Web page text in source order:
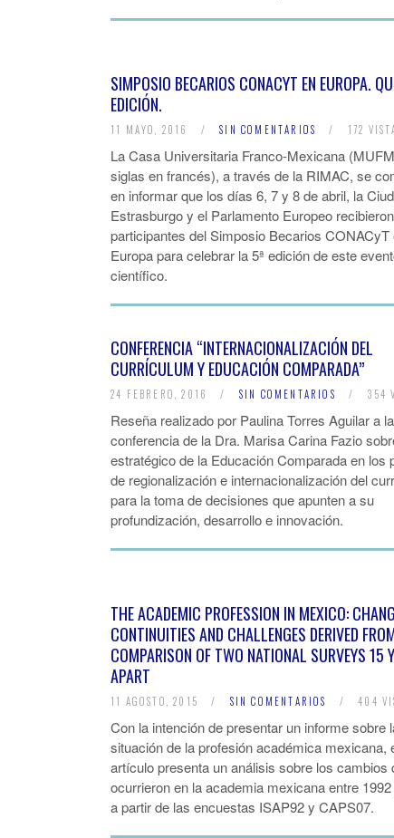
SIMPOSIO BECARIOS CONACYT EN EUROPA.
EDICIÓN.
11 MAYO, 2016 / SIN COMENTARIOS / 172
La Casa Universitaria Franco-Mexicana
siglas en francés), a través de la RIMAC, se
en informar que los días 6, 7 y 8 de abril, la
Estrasburgo y el Parlamento Europeo
participantes del Simposio Becarios CONACyT
Europa para celebrar la 5ª edición de este
científico.
CONFERENCIA “INTERNACIONALIZACIÓN DEL
CURRÍCULUM Y EDUCACIÓN COMPARADA”
24 FEBRERO, 2016 / SIN COMENTARIOS / 354
Reseña realizado por Paulina Torres Aguilar a la
conferencia de la Dra. Marisa Carina Fazio
estratégico de la Educación Comparada en los
de regionalización e internacionalización del
para la toma de decisiones que apunten a su
profundización, desarrollo e innovación.
THE ACADEMIC PROFESSION IN MEXICO:
CONTINUITIES AND CHALLENGES DERIVED
COMPARISON OF TWO NATIONAL SURVEYS 15
APART
11 AGOSTO, 2015 / SIN COMENTARIOS / 404
Con la intención de presentar un informe sobre
situación de la profesión académica mexicana,
artículo presenta un análisis sobre los cambios
ocurrieron en la academia mexicana entre
a partir de las encuestas ISAP92 y CAPS07.